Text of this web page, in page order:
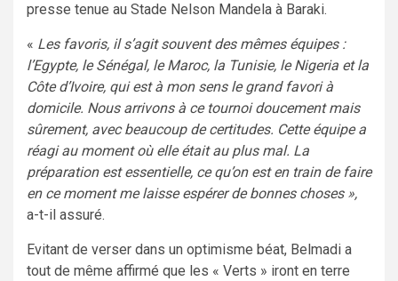
presse tenue au Stade Nelson Mandela à Baraki.
« Les favoris, il s’agit souvent des mêmes équipes :
l’Egypte, le Sénégal, le Maroc, la Tunisie, le Nigeria et la
Côte d’Ivoire, qui est à mon sens le grand favori à
domicile. Nous arrivons à ce tournoi doucement mais
sûrement, avec beaucoup de certitudes. Cette équipe a
réagi au moment où elle était au plus mal. La
préparation est essentielle, ce qu’on est en train de faire
en ce moment me laisse espérer de bonnes choses »,
a-t-il assuré.
Evitant de verser dans un optimisme béat, Belmadi a
tout de même affirmé que les « Verts » iront en terre